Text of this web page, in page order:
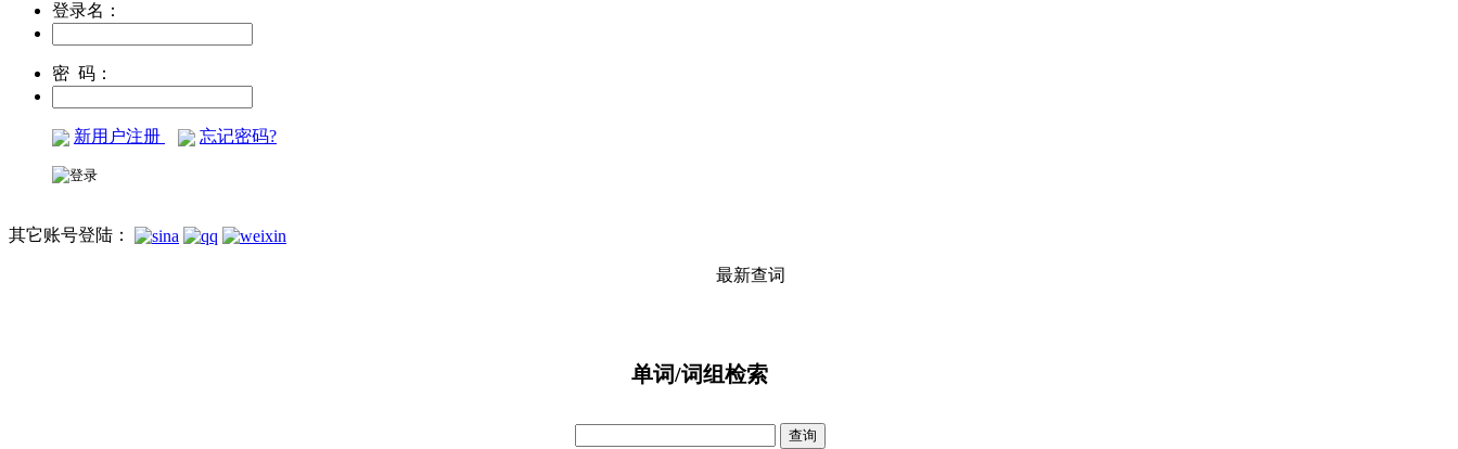
登录名：
密 码：
新用户注册 忘记密码?
其它账号登陆：
最新查词
单词/词组检索